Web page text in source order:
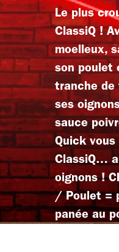
Le plus
ClassiQ !
moelleux,
son poulet
tranche de
ses
sauce
Quick
ClassiQ…
oignons !
/ Poulet =
panée au